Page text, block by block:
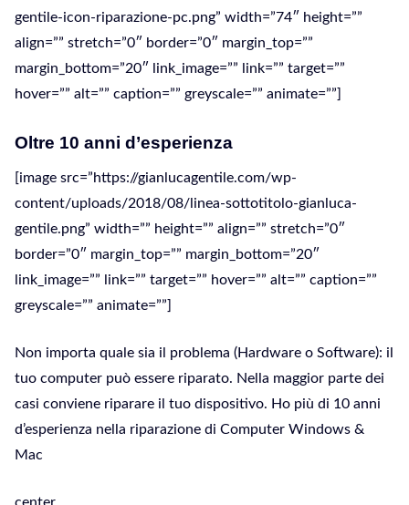
gentile-icon-riparazione-pc.png” width=”74″ height=””
align=”” stretch=”0″ border=”0″ margin_top=””
margin_bottom=”20″ link_image=”” link=”” target=””
hover=”” alt=”” caption=”” greyscale=”” animate=””]
Oltre 10 anni d’esperienza
[image src=”https://gianlucagentile.com/wp-
content/uploads/2018/08/linea-sottotitolo-gianluca-
gentile.png” width=”” height=”” align=”” stretch=”0″
border=”0″ margin_top=”” margin_bottom=”20″
link_image=”” link=”” target=”” hover=”” alt=”” caption=””
greyscale=”” animate=””]
Non importa quale sia il problema (Hardware o Software): il
tuo computer può essere riparato. Nella maggior parte dei
casi conviene riparare il tuo dispositivo. Ho più di 10 anni
d’esperienza nella riparazione di Computer Windows &
Mac